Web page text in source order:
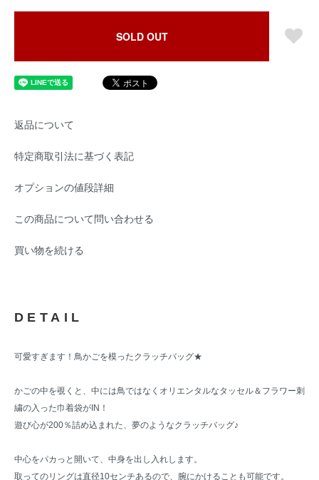
SOLD OUT
返品について
特定商取引法に基づく表記
オプションの値段詳細
この商品について問い合わせる
買い物を続ける
DETAIL
可愛すぎます！鳥かごを模ったクラッチバッグ★
かごの中を覗くと、中には鳥ではなくオリエンタルなタッセル＆フラワー刺
繍の入った巾着袋がIN！
遊び心が200％詰め込まれた、夢のようなクラッチバッグ♪
中心をパカっと開いて、中身を出し入れします。
取ってのリングは直径10センチあるので、腕にかけることも可能です。